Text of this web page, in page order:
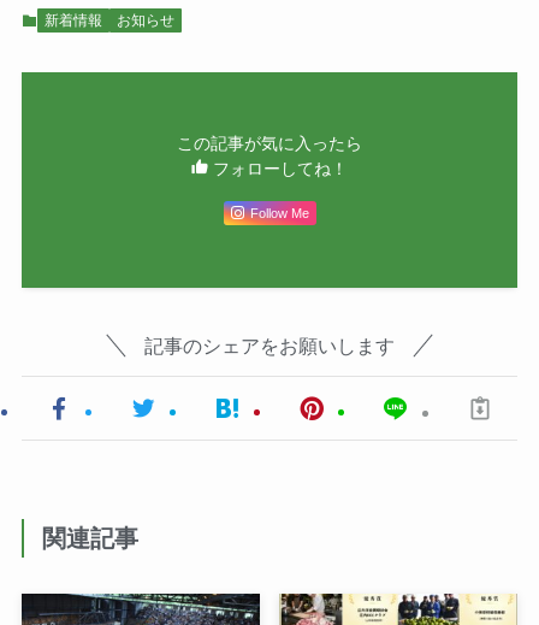
新着情報 お知らせ
この記事が気に入ったら
フォローしてね！
Follow Me
記事のシェアをお願いします
関連記事